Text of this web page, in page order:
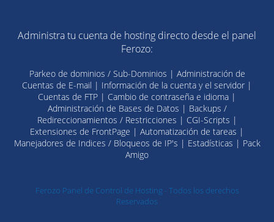
Administra tu cuenta de hosting directo desde el panel
Ferozo:
Parkeo de dominios / Sub-Dominios | Administración de
Cuentas de E-mail | Información de la cuenta y el servidor |
Cuentas de FTP | Cambio de contraseña e idioma |
Administración de Bases de Datos | Backups /
Redireccionamientos / Restricciones | CGI-Scripts |
Extensiones de FrontPage | Automatización de tareas |
Manejadores de Indices / Bloqueos de IP's | Estadísticas | Pack
Amigo
Ferozo Panel de Control de Hosting - Todos los derechos
Reservados